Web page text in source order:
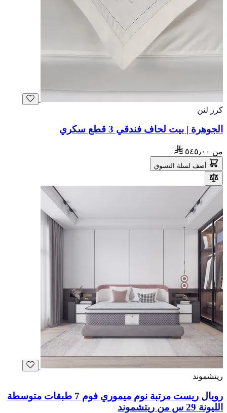
كرز لنن
الجوهرة | بيت لحاف فندقي 3 قطع سكري
من ٥٤٥٫٠٠
أضف لسلة التسوق
ريتشموند
رويال ريست مرتبة نوم ميموري فوم 7 طبقات متوسطة
الليونة 29 س من ريتشموند